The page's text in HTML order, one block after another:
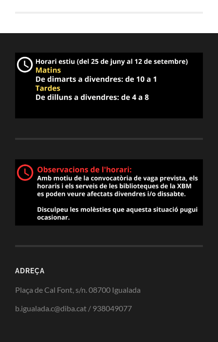
ADREÇA
Plaça de Cal Font, s/n. 08700 Igualada
b.igualada.c@diba.cat / 938049077